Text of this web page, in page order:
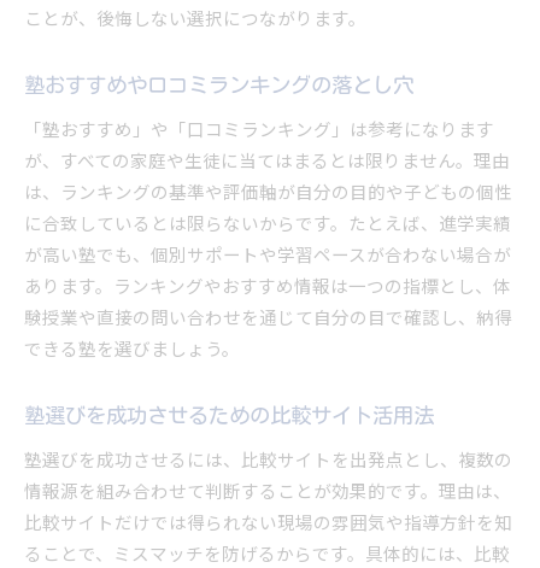
ことが、後悔しない選択につながります。
塾おすすめや口コミランキングの落とし穴
「塾おすすめ」や「口コミランキング」は参考になります
が、すべての家庭や生徒に当てはまるとは限りません。理由
は、ランキングの基準や評価軸が自分の目的や子どもの個性
に合致しているとは限らないからです。たとえば、進学実績
が高い塾でも、個別サポートや学習ペースが合わない場合が
あります。ランキングやおすすめ情報は一つの指標とし、体
験授業や直接の問い合わせを通じて自分の目で確認し、納得
できる塾を選びましょう。
塾選びを成功させるための比較サイト活用法
塾選びを成功させるには、比較サイトを出発点とし、複数の
情報源を組み合わせて判断することが効果的です。理由は、
比較サイトだけでは得られない現場の雰囲気や指導方針を知
ることで、ミスマッチを防げるからです。具体的には、比較